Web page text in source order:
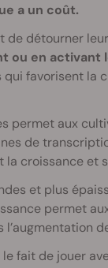
a un coût.
de détourner
en activant
favorisent la
permet aux
de
croissance et
et plus
permet
fait de jouer